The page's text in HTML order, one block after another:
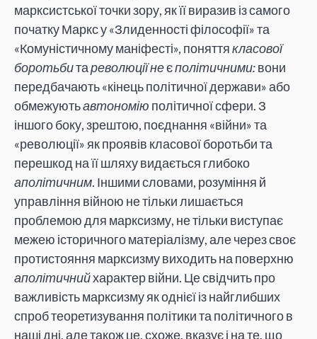
марксистської точки зору, як її виразив із самого
початку Маркс у «Злиденності філософії» та
«Комуністичному маніфесті», поняттякласової
боротьбитареволюції неєполітичними:вони
передбачають «кінець політичної держави» або
обмежуютьавтономію політичної сфери. З
іншого боку, зрештою, поєднання «війни» та
«революції» як проявів класової боротьби та
перешкод на її шляху видається глибоко
аполітичним. Іншими словами, розуміння й
управління війною не тільки лишається
проблемою для марксизму, не тільки виступає
межею історичного матеріалізму, але через своє
протистояння марксизму виходить на поверхню
аполітичнийхарактер війни. Це свідчить про
важливість марксизму як однієї із найглибших
спроб теоретизування політики та політичного в
наші дні, але також це, схоже, вказує і на те, що